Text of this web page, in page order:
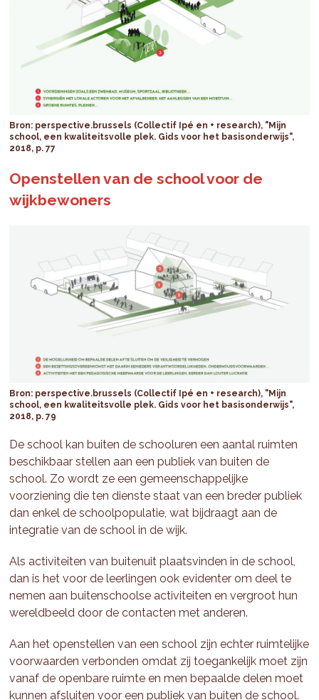
Bron: perspective.brussels (Collectif Ipé en + research), "Mijn
school, een kwaliteitsvolle plek. Gids voor het basisonderwijs",
2018, p. 77
Openstellen van de school voor de
wijkbewoners
Bron: perspective.brussels (Collectif Ipé en + research), "Mijn
school, een kwaliteitsvolle plek. Gids voor het basisonderwijs",
2018, p. 79
De school kan buiten de schooluren een aantal ruimten
beschikbaar stellen aan een publiek van buiten de
school. Zo wordt ze een gemeenschappelijke
voorziening die ten dienste staat van een breder publiek
dan enkel de schoolpopulatie, wat bijdraagt aan de
integratie van de school in de wijk.
Als activiteiten van buitenuit plaatsvinden in de school,
dan is het voor de leerlingen ook evidenter om deel te
nemen aan buitenschoolse activiteiten en vergroot hun
wereldbeeld door de contacten met anderen.
Aan het openstellen van een school zijn echter ruimtelijke
voorwaarden verbonden omdat zij toegankelijk moet zijn
vanaf de openbare ruimte en men bepaalde delen moet
kunnen afsluiten voor een publiek van buiten de school.